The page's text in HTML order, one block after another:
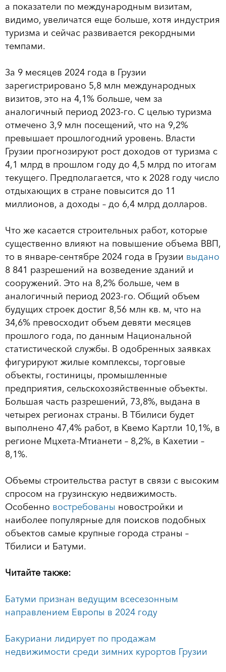
а показатели по международным визитам,
видимо, увеличатся еще больше, хотя индустрия
туризма и сейчас развивается рекордными
темпами.
За 9 месяцев 2024 года в Грузии
зарегистрировано 5,8 млн международных
визитов, это на 4,1% больше, чем за
аналогичный период 2023-го. С целью туризма
отмечено 3,9 млн посещений, что на 9,2%
превышает прошлогодний уровень. Власти
Грузии прогнозируют рост доходов от туризма с
4,1 млрд в прошлом году до 4,5 млрд по итогам
текущего. Предполагается, что к 2028 году число
отдыхающих в стране повысится до 11
миллионов, а доходы – до 6,4 млрд долларов.
Что же касается строительных работ, которые
существенно влияют на повышение объема ВВП,
то в январе-сентябре 2024 года в Грузии выдано
8 841 разрешений на возведение зданий и
сооружений. Это на 8,2% больше, чем в
аналогичный период 2023-го. Общий объем
будущих строек достиг 8,56 млн кв. м, что на
34,6% превосходит объем девяти месяцев
прошлого года, по данным Национальной
статистической службы. В одобренных заявках
фигурируют жилые комплексы, торговые
объекты, гостиницы, промышленные
предприятия, сельскохозяйственные объекты.
Большая часть разрешений, 73,8%, выдана в
четырех регионах страны. В Тбилиси будет
выполнено 47,4% работ, в Квемо Картли 10,1%, в
регионе Мцхета-Мтианети – 8,2%, в Кахетии –
8,1%.
Объемы строительства растут в связи с высоким
спросом на грузинскую недвижимость.
Особенно востребованы новостройки и
наиболее популярные для поисков подобных
объектов самые крупные города страны –
Тбилиси и Батуми.
Читайте также:
Батуми признан ведущим всесезонным
направлением Европы в 2024 году
Бакуриани лидирует по продажам
недвижимости среди зимних курортов Грузии